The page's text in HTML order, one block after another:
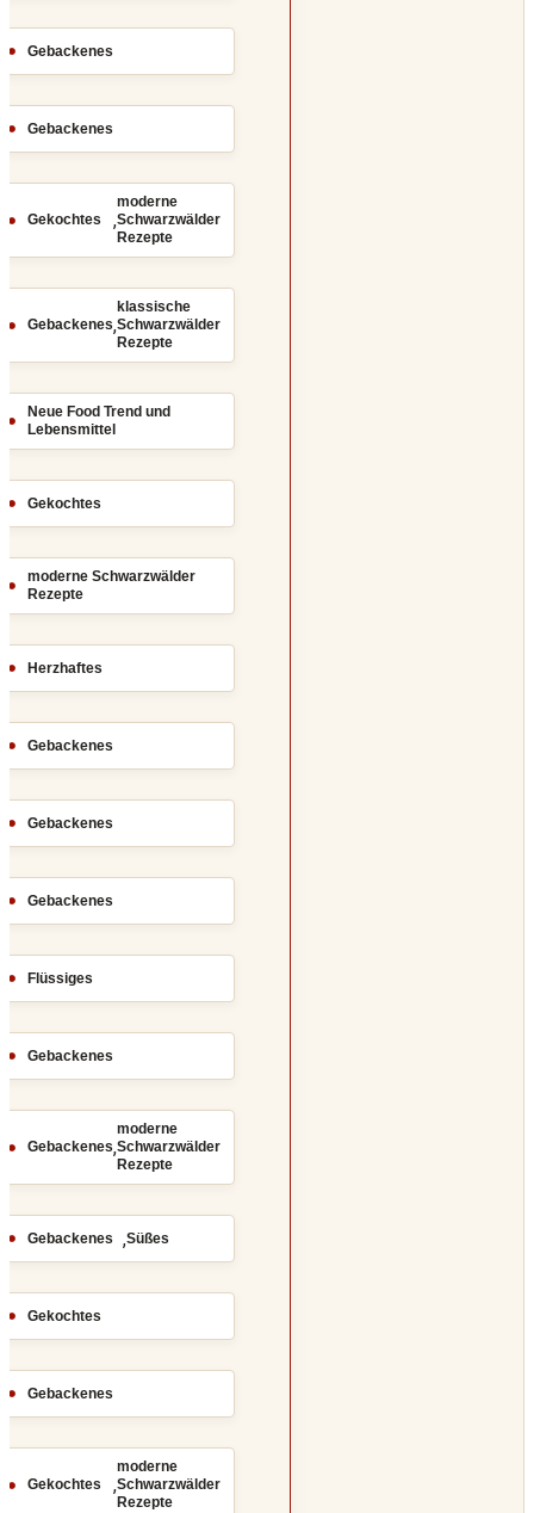
Gebackenes
Gebackenes
Gekochtes ,
moderne
Schwarzwälder
Rezepte
Gebackenes,
klassische
Schwarzwälder
Rezepte
Neue Food Trend und
Lebensmittel
Gekochtes
moderne Schwarzwälder
Rezepte
Herzhaftes
Gebackenes
Gebackenes
Gebackenes
Flüssiges
Gebackenes
Gebackenes,
moderne
Schwarzwälder
Rezepte
Gebackenes ,Süßes
Gekochtes
Gebackenes
Gekochtes ,
moderne
Schwarzwälder
Rezepte